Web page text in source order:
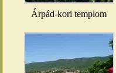
Árpád-kori templom